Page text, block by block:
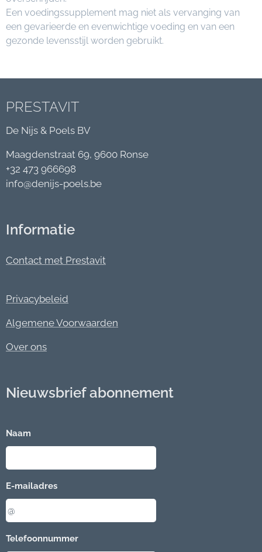
Een voedingssupplement mag niet als vervanging van
een gevarieerde en evenwichtige voeding en van een
gezonde levensstijl worden gebruikt.
PRESTAVIT
De Nijs & Poels BV
Maagdenstraat 69, 9600 Ronse
+32 473 966698
info@denijs-poels.be
Informatie
Contact met Prestavit
Privacybeleid
Algemene Voorwaarden
Over ons
Nieuwsbrief abonnement
Naam
E-mailadres
Telefoonnummer